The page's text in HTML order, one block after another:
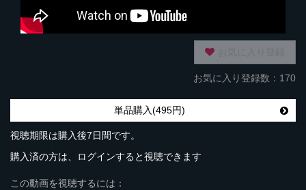
お気に入り登録数：170
単品購入(495円)
視聴期限は購入後7日間です。
購入済の方は、ログインすると視聴できます
この動画を視聴するには：